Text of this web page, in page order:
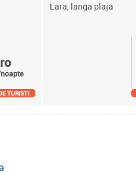
TURISTI
Lara, langa plaja